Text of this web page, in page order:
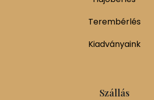
Terembérlés
Kiadványaink
Szállás